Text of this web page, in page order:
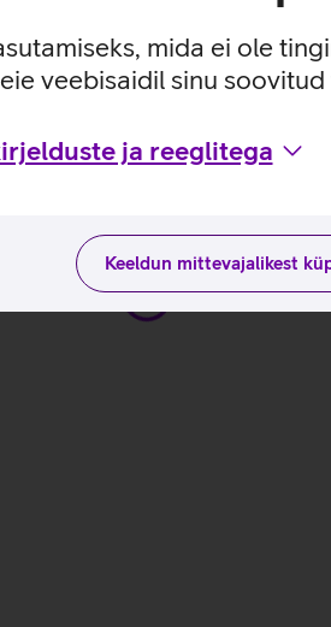
mida ei ole
veebisaidil sinu soovitud
ja reeglitega
Keeldun mittevajalikest
kodulehel